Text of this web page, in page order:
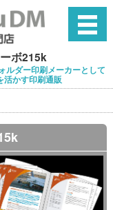
ボ215k
ルダー印刷メーカーとして
活かす印刷通販